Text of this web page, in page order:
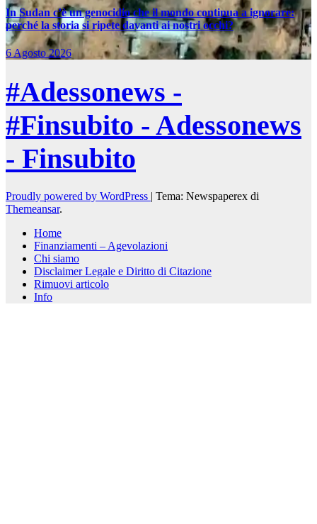
In Sudan c’è un genocidio che il mondo continua a ignorare:
perché la storia si ripete davanti ai nostri occhi?
6 Agosto 2026
#Adessonews -
#Finsubito - Adessonews
- Finsubito
Proudly powered by WordPress | Tema: Newspaperex di
Themeansar.
Home
Finanziamenti – Agevolazioni
Chi siamo
Disclaimer Legale e Diritto di Citazione
Rimuovi articolo
Info